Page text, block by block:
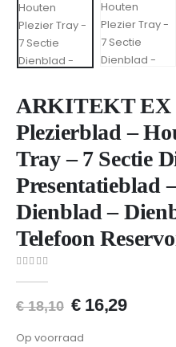
ARKITEKT EX
Plezierblad –
Tray – 7 Sectie
Presentatieblad
Dienblad –
Telefoon
€18,10 €16,29
Op voorraad